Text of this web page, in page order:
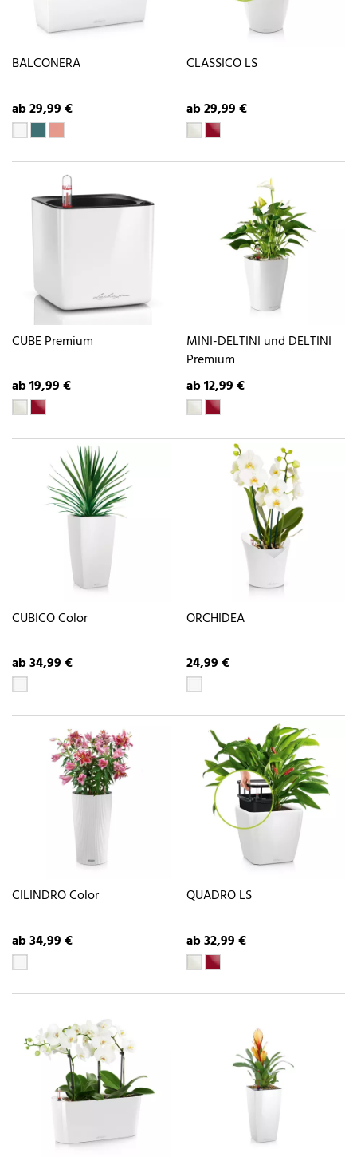
BALCONERA
ab 29,99 €
CLASSICO LS
ab 29,99 €
CUBE Premium
ab 19,99 €
MINI-DELTINI und DELTINI
Premium
ab 12,99 €
CUBICO Color
ab 34,99 €
ORCHIDEA
24,99 €
CILINDRO Color
ab 34,99 €
QUADRO LS
ab 32,99 €